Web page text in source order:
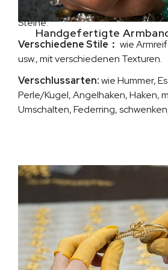
Zierelemente：wie Perlen,
Steine.
Verschiedene Stile： wie
usw., mit verschiedenen Texturen.
Verschlussarten:wie Hummer,
Perle/Kugel, Angelhaken, Haken,
Umschalten, Federring,
Handgefertigte